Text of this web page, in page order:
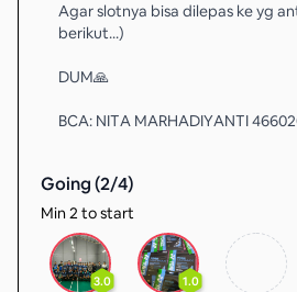
Agar slotnya bisa dilepas ke yg
berikut...)
DUM🙏
BCA: NITA MARHADIYANTI
Going (2/4)
Min 2 to start
3.0 1.0